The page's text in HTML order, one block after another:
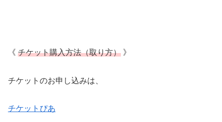
《 チケット購入方法（取り方） 》
チケットのお申し込みは、
チケットぴあ